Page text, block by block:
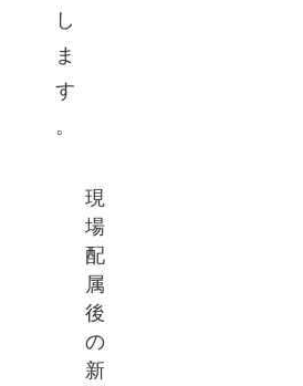
し
ま
す
。
現
場
配
属
後
の
新